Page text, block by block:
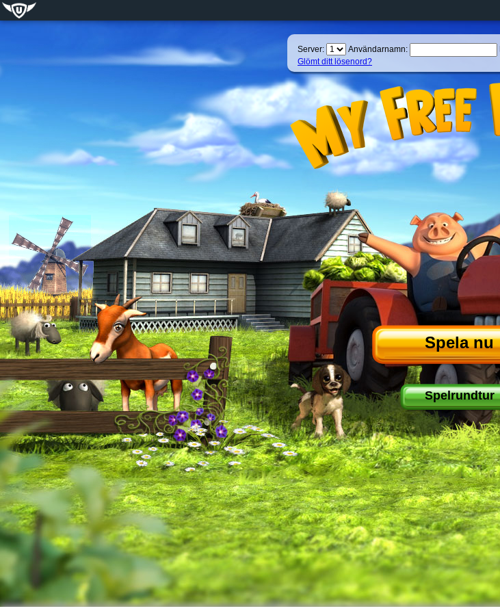
Server: Användarnamn:
Glömt ditt lösenord?
Spela nu
Spelrundtur